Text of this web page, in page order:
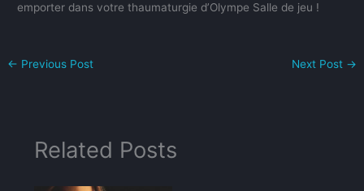
emporter dans votre thaumaturgie d’Olympe Salle de jeu !
← Previous Post Next Post →
Related Posts